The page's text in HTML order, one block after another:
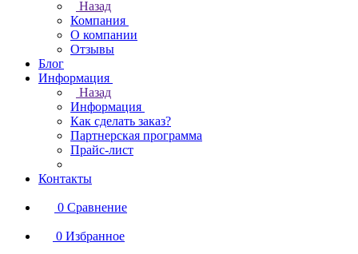
Назад
Компания
О компании
Отзывы
Блог
Информация
Назад
Информация
Как сделать заказ?
Партнерская программа
Прайс-лист
Контакты
0 Сравнение
0 Избранное